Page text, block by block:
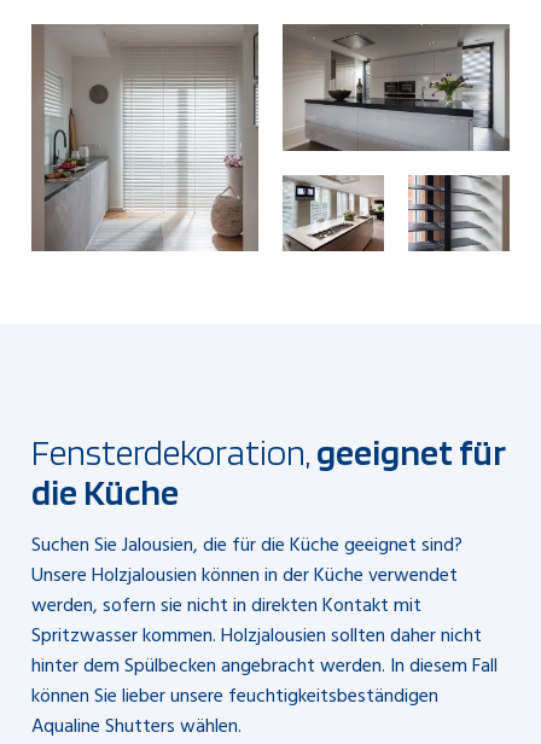
Fensterdekoration,geeignet für
die Küche
Suchen Sie Jalousien, die für die Küche geeignet sind?
Unsere Holzjalousien können in der Küche verwendet
werden, sofern sie nicht in direkten Kontakt mit
Spritzwasser kommen. Holzjalousien sollten daher nicht
hinter dem Spülbecken angebracht werden. In diesem Fall
können Sie lieber unsere feuchtigkeitsbeständigen
Aqualine Shutters wählen.